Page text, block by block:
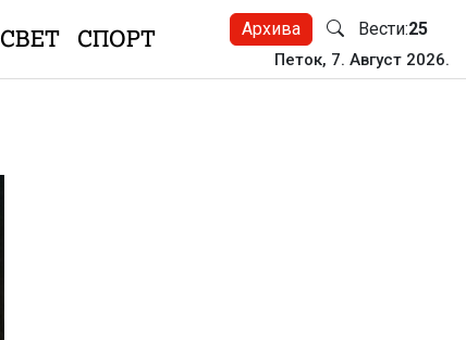
СВЕТ СПОРТ Архива Вести:25
Петок, 7. Август 2026.